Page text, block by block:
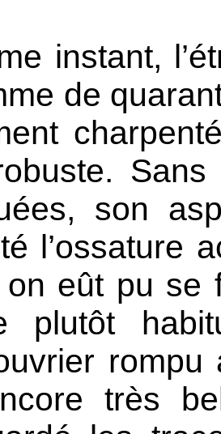
instant,
de
Sans
son
l’ossature
on eût pu se
plutôt
très